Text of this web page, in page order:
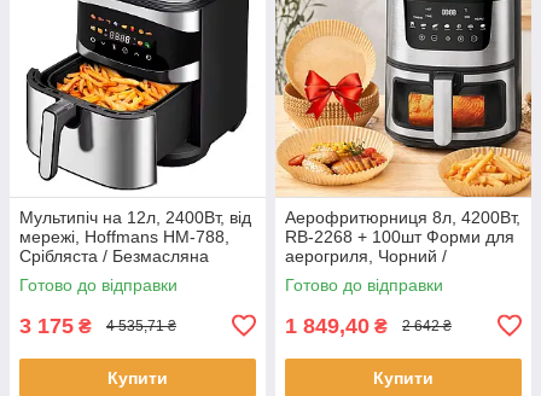
Мультипіч на 12л, 2400Вт, від
мережі, Hoffmans HM-788,
Срібляста / Безмасляна
аерофритюрниця /
Аерогриль
Готово до відправки
3 175 ₴ 4 535,71 ₴
Купити
Аерофритюрниця 8л, 4200Вт,
RB-2268 + 100шт Форми для
аерогриля, Чорний /
Фритюрниця / Мультипіч /
Аерогриль
Готово до відправки
1 849,40 ₴ 2 642 ₴
Купити